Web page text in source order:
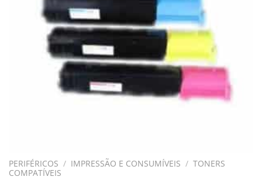
PERIFÉRICOS / IMPRESSÃO E CONSUMÍVEIS / TONERS
COMPATÍVEIS